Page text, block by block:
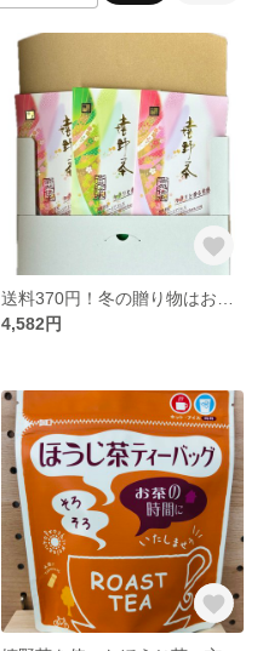
4,582円